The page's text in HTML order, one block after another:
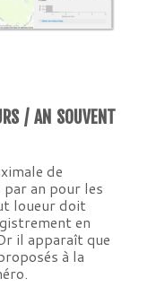
/ AN SOUVENT
de
an pour les
loueur doit
en
il apparaît que
à la